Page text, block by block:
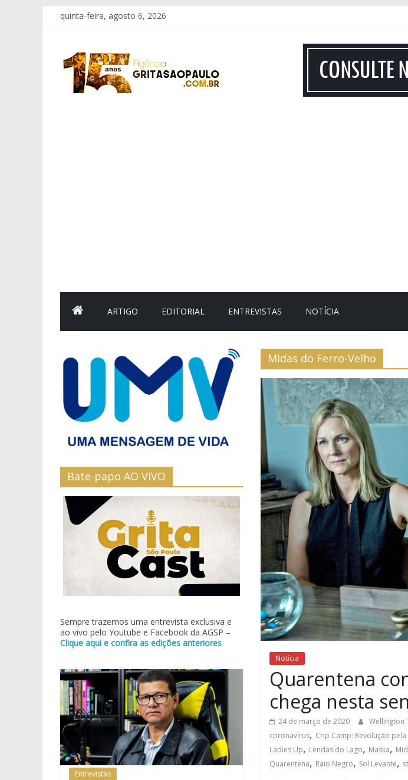
Pular
para
conteúdo
quinta-feira, agosto 6, 2026
Grita
São
ARTIGO EDITORIAL ENTREVISTAS NOTÍCIA
Midas do Ferro-Velho
Notícia
Quarentena
chega nesta
24 de março de 2020 Wellington
coronavírus, Crip Camp: Revolução pela
Ladies Up, Lendas do Lago, Maska,
Quarentena, Raio Negro, Sol Levante,
Bate-papo AO VIVO
Sempre trazemos uma entrevista exclusiva e
ao vivo pelo Youtube e Facebook da AGSP –
Clique aqui e confira as edições anteriores
Entrevistas